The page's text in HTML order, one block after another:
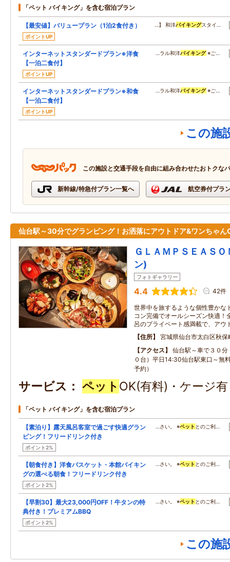
「ペット バイキング」を含む宿泊プラン
【最安値】バリュープラン（1泊2食付き）
ポイントUP
…】 和洋バイキングスタイ…
インターネットスタンダードプラン※洋食
【一泊二食付】
ポイントUP
…ラル和洋バイキング※ご…
インターネットスタンダードプラン※和食
【一泊二食付】
ポイントUP
…ラル和洋バイキング※ご…
この施
この施設と交通手段を自由に組み合わせたおトクな
新幹線/特急付プラン一覧へ 航空券付プラ
仙台駅～30分でグランピング！お洒落にアウトドア&ワンちゃん
ＧＬＡＭＰＳＥＡＳ
ン)
フォトギャラリー
4.4 42件
世界中を旅するような個性豊かな
コン完備でオールシーズン快適！
呂のプライベート感満載で、アウ
住所
宮城県仙台市太白区秋保
アクセス
仙台駅～車で３０
０台）平日14:30仙台駅東口～無
予約）
サービス ペット OK(有料)・ケージ
「ペット バイキング」を含む宿泊プラン
【素泊り】露天風呂客室で過ごす快適グラン
ピング！フリードリンク付き
ポイント2%
…さい。 ※ペット とのご利…
【朝食付き】洋食バスケット・本館バイキン
グの選べる朝食！フリードリンク付き
ポイント2%
…さい。 ※ペット とのご利…
【早割30】最大23,000円OFF！牛タンの特
典付き！プレミアムBBQ
ポイント2%
…さい。 ※ペット とのご利…
この施